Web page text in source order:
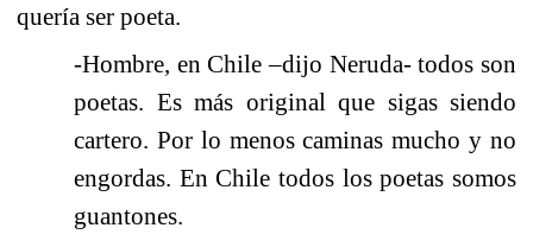
quería ser poeta.
-Hombre, en Chile –dijo Neruda- todos son
poetas. Es más original que sigas siendo
cartero. Por lo menos caminas mucho y no
engordas. En Chile todos los poetas somos
guantones.